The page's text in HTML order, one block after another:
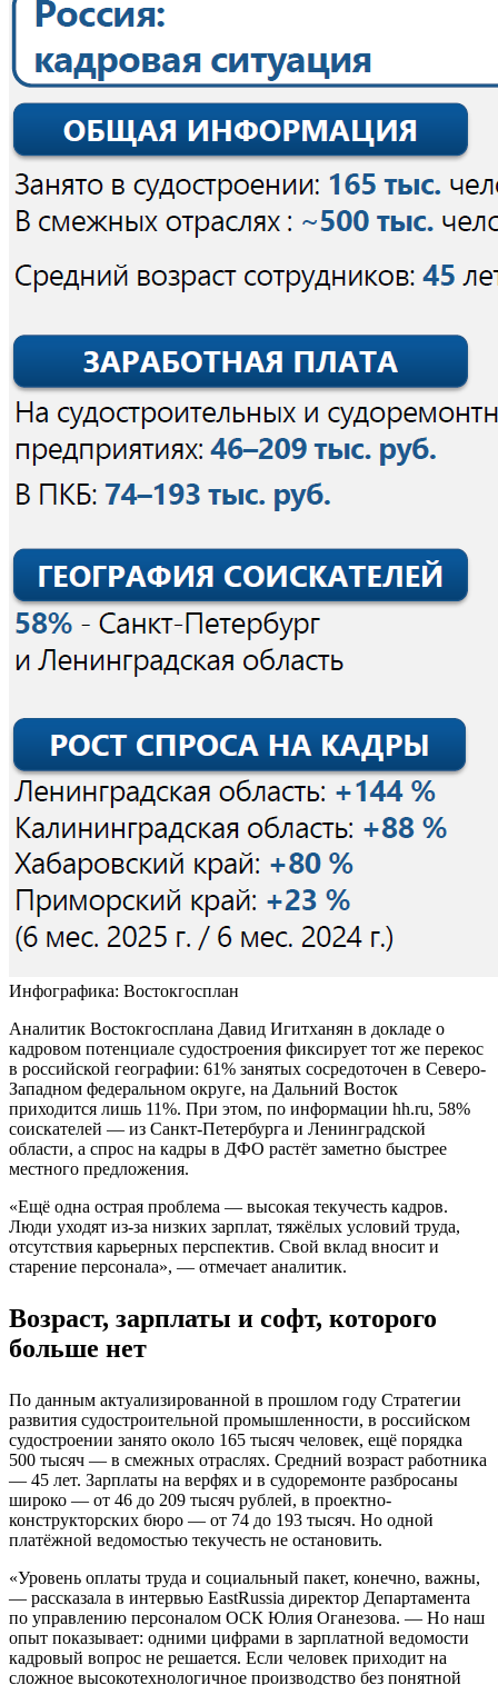
Инфографика: Востокгосплан
Аналитик Востокгосплана Давид Игитханян в докладе о
кадровом потенциале судостроения фиксирует тот же перекос
в российской географии: 61% занятых сосредоточен в Северо-
Западном федеральном округе, на Дальний Восток
приходится лишь 11%. При этом, по информации hh.ru, 58%
соискателей — из Санкт-Петербурга и Ленинградской
области, а спрос на кадры в ДФО растёт заметно быстрее
местного предложения.
«Ещё одна острая проблема — высокая текучесть кадров.
Люди уходят из-за низких зарплат, тяжёлых условий труда,
отсутствия карьерных перспектив. Свой вклад вносит и
старение персонала», — отмечает аналитик.
Возраст, зарплаты и софт, которого
больше нет
По данным актуализированной в прошлом году Стратегии
развития судостроительной промышленности, в российском
судостроении занято около 165 тысяч человек, ещё порядка
500 тысяч — в смежных отраслях. Средний возраст работника
— 45 лет. Зарплаты на верфях и в судоремонте разбросаны
широко — от 46 до 209 тысяч рублей, в проектно-
конструкторских бюро — от 74 до 193 тысяч. Но одной
платёжной ведомостью текучесть не остановить.
«Уровень оплаты труда и социальный пакет, конечно, важны,
— рассказала в интервью EastRussia директор Департамента
по управлению персоналом ОСК Юлия Оганезова. — Но наш
опыт показывает: одними цифрами в зарплатной ведомости
кадровый вопрос не решается. Если человек приходит на
сложное высокотехнологичное производство без понятной